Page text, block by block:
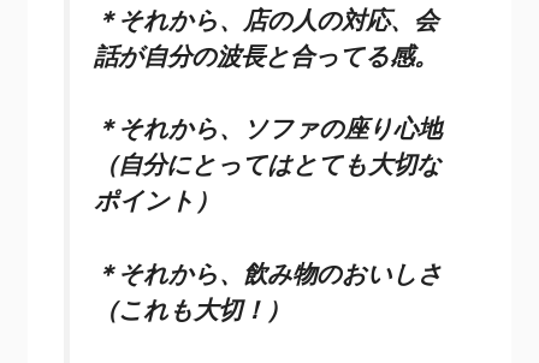
＊それから、店の人の対応、会
話が自分の波長と合ってる感。
＊それから、ソファの座り心地
（自分にとってはとても大切な
ポイント）
＊それから、飲み物のおいしさ
（これも大切！）